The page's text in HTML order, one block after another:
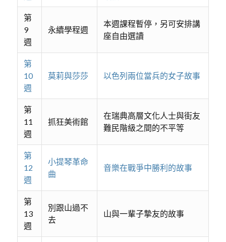
第
9
週
永續學程週
本週課程暫停，另可安排講
座自由選讀
第
10
週
莫莉與莎莎 以色列兩位當兵的女子故事
第
11
週
抓狂美術館
在瑞典高層文化人士與街友
難民階級之間的不平等
第
12
週
小提琴革命
曲
音樂在戰爭中勝利的故事
第
13
週
別跟山過不
去
山與一輩子摯友的故事